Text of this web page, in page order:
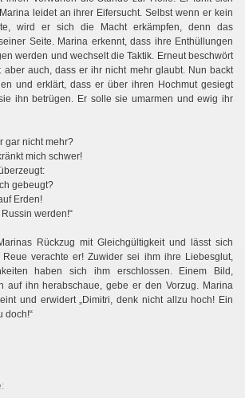
leidet an ihrer Eifersucht. Selbst wenn er kein
wird er sich die Macht erkämpfen, denn das
Seite. Marina erkennt, dass ihre Enthüllungen
werden und wechselt die Taktik. Erneut beschwört
aber auch, dass er ihr nicht mehr glaubt. Nun backt
und erklärt, dass er über ihren Hochmut gesiegt
ihn betrügen. Er solle sie umarmen und ewig ihr
gar nicht mehr?
mich schwer!
gebeugt?
Erden!
werden!“
Rückzug mit Gleichgültigkeit und lässt sich
verachte er! Zuwider sei ihm ihre Liebesglut,
haben sich ihm erschlossen. Einem Bild,
auf ihn herabschaue, gebe er den Vorzug. Marina
und erwidert „Dimitri, denk nicht allzu hoch! Ein
doch!“